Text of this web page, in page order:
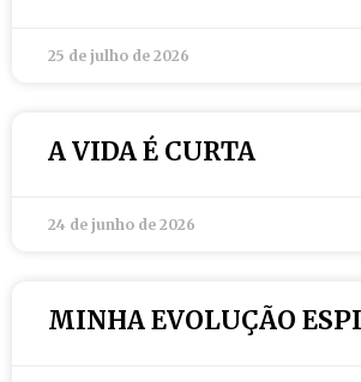
25 de julho de 2026
A VIDA É CURTA
24 de junho de 2026
MINHA EVOLUÇÃO